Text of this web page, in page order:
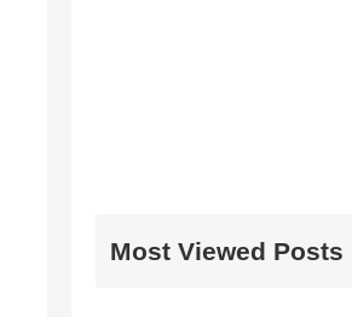
Most Viewed Posts